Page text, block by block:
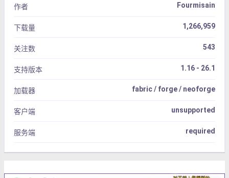
作者 Fourmisain
下载量 1,266,959
关注数 543
支持版本 1.16 - 26.1
加载器 fabric / forge / neoforge
客户端 unsupported
服务端 required